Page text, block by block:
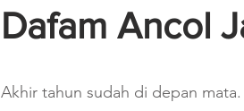
Dafam Ancol
Akhir tahun sudah di depan